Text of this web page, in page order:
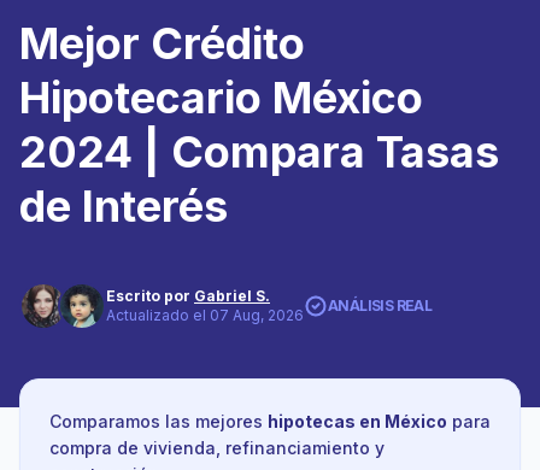
Mejor Crédito
Hipotecario México
2024 | Compara Tasas
de Interés
Escrito por Gabriel S.
Actualizado el 07 Aug, 2026
ANÁLISIS REAL
Comparamos las mejores hipotecas en México para
compra de vivienda, refinanciamiento y